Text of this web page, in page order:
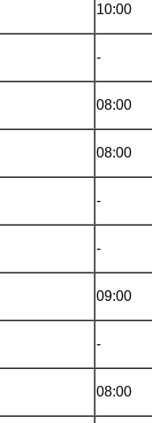
10:00
-
08:00
08:00
-
-
09:00
-
08:00